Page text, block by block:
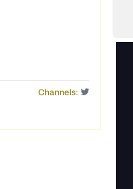
Channels: